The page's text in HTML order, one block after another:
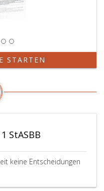
STARTEN
StASBB
keine Entscheidungen